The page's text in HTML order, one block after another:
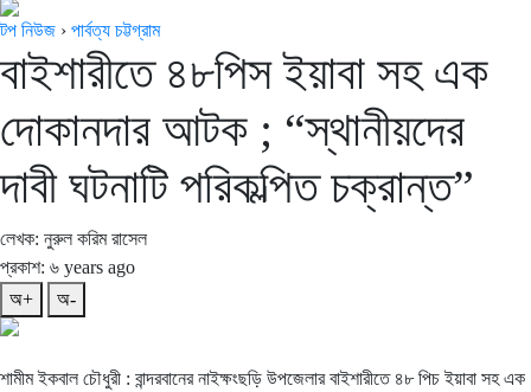
টপ নিউজ › পার্বত্য চট্টগ্রাম
বাইশারীতে ৪৮পিস ইয়াবা সহ এক
দোকানদার আটক ; “স্থানীয়দের
দাবী ঘটনাটি পরিকল্পিত চক্রান্ত”
লেখক: নুরুল করিম রাসেল
প্রকাশ: ৬ years ago
অ+
অ-
শামীম ইকবাল চৌধুরী : বান্দরবানের নাইক্ষংছড়ি উপজেলার বাইশারীতে ৪৮ পিচ ইয়াবা সহ এক